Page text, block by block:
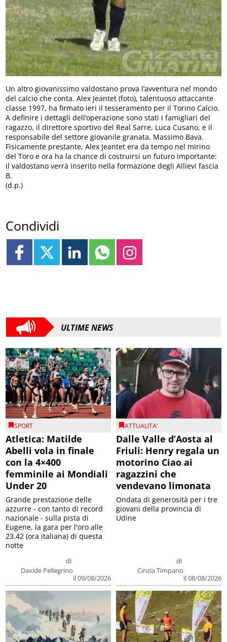
Un altro giovanissimo valdostano prova l’avventura nel mondo
del calcio che conta. Alex Jeantet (foto), talentuoso attaccante
classe 1997, ha firmato ieri il tesseramento per il Torino Calcio.
A definire i dettagli dell’operazione sono stati i famigliari del
ragazzo, il direttore sportivo del Real Sarre, Luca Cusano, e il
responsabile del settore giovanile granata, Massimo Bava.
Fisicamente prestante, Alex Jeantet era da tempo nel mirino
del Toro e ora ha la chance di costruirsi un futuro importante:
il valdostano verrà inserito nella formazione degli Allievi fascia
B.
(d.p.)
Condividi
ULTIME NEWS
SPORT
Atletica: Matilde
Abelli vola in finale
con la 4×400
femminile ai Mondiali
Under 20
di
Davide Pellegrino
il 09/08/2026
Grande prestazione delle
azzurre - con tanto di record
nazionale - sulla pista di
Eugene, la gara per l'oro alle
23.42 (ora italiana) di questa
notte
ATTUALITA'
Dalle Valle d’Aosta al
Friuli: Henry regala un
motorino Ciao ai
ragazzini che
vendevano limonata
di
Cinzia Timpano
il 08/08/2026
Ondata di generosità per i tre
giovani della provincia di
Udine